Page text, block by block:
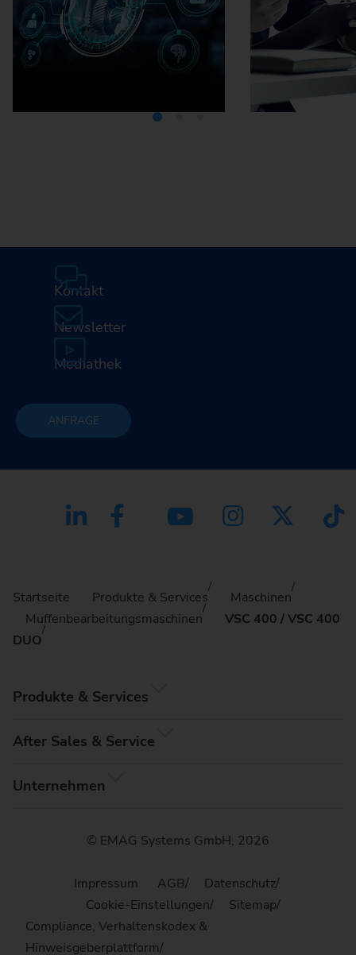
Kontakt
Newsletter
Mediathek
ANFRAGE
Startseite Produkte & Services
Maschinen
Muffenbearbeitungsmaschinen
VSC 400 / VSC 400
DUO
Produkte & Services
After Sales & Service
Unternehmen
© EMAG Systems GmbH, 2026
Impressum AGB
Datenschutz
Cookie-Einstellungen
Sitemap
Compliance, Verhaltenskodex &
Hinweisgeberplattform